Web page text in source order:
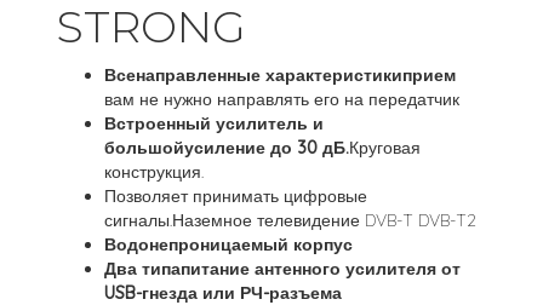
STRONG
Всенаправленные характеристикиприем
вам не нужно направлять его на передатчик
Встроенный усилитель и
большойусиление до 30 дБ.Круговая
конструкция.
Позволяет принимать цифровые
сигналы.Наземное телевидение DVB-T DVB-T2
Водонепроницаемый корпус
Два типапитание антенного усилителя от
USB-гнезда или РЧ-разъема